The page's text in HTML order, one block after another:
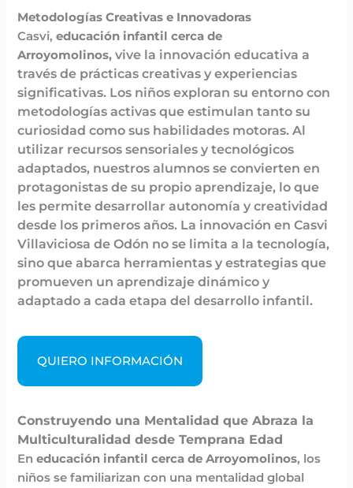
Metodologías Creativas e Innovadoras
Casvi,educación infantil cerca de
Arroyomolinos, vive la innovación educativa a
través de prácticas creativas y experiencias
significativas. Los niños exploran su entorno con
metodologías activas que estimulan tanto su
curiosidad como sus habilidades motoras. Al
utilizar recursos sensoriales y tecnológicos
adaptados, nuestros alumnos se convierten en
protagonistas de su propio aprendizaje, lo que
les permite desarrollar autonomía y creatividad
desde los primeros años. La innovación en Casvi
Villaviciosa de Odón no se limita a la tecnología,
sino que abarca herramientas y estrategias que
promueven un aprendizaje dinámico y
adaptado a cada etapa del desarrollo infantil.
QUIERO INFORMACIÓN
Construyendo una Mentalidad que Abraza la
Multiculturalidad desde Temprana Edad
Eneducación infantil cerca de Arroyomolinos, los
niños se familiarizan con una mentalidad global